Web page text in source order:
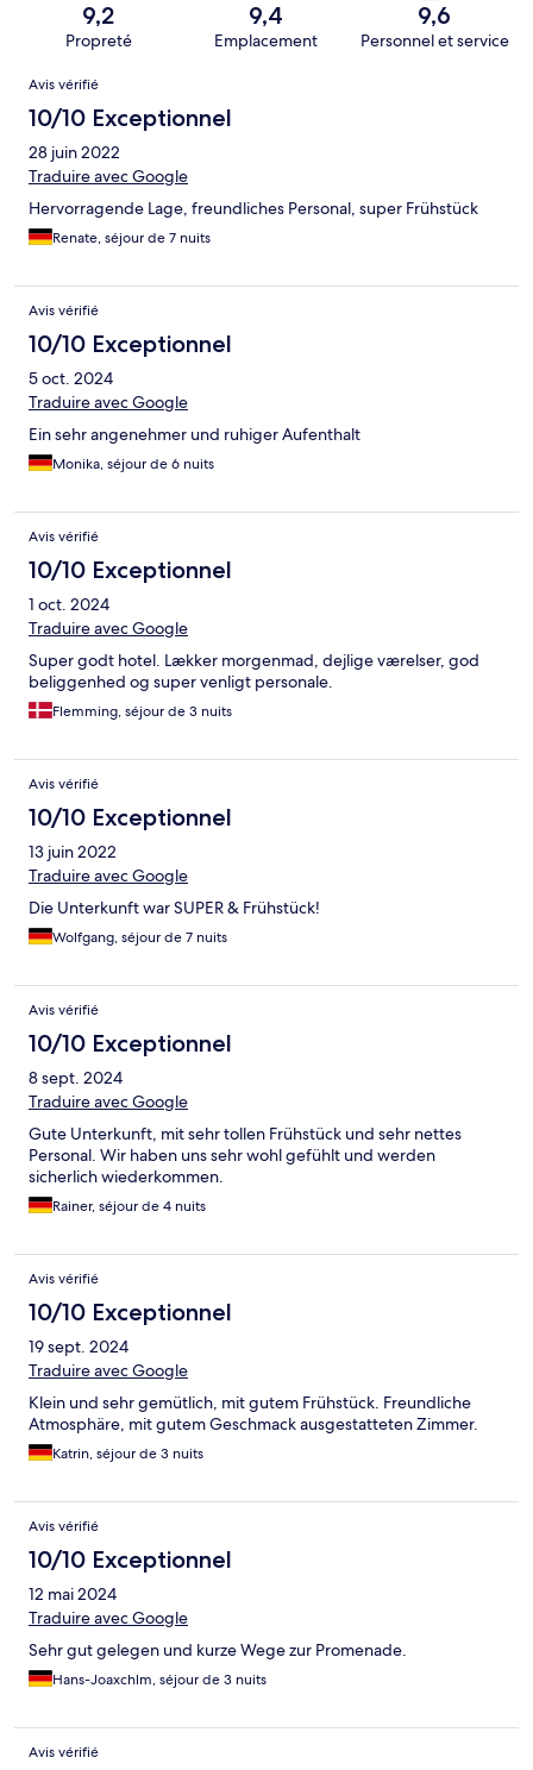
9,2
Propreté
9,4
Emplacement
9,6
Personnel et service
Avis
Avis vérifié
10/10 Exceptionnel
28 juin 2022
Traduire avec Google
Hervorragende Lage, freundliches Personal, super Frühstück
Renate, séjour de 7 nuits
Avis vérifié
10/10 Exceptionnel
5 oct. 2024
Traduire avec Google
Ein sehr angenehmer und ruhiger Aufenthalt
Monika, séjour de 6 nuits
Avis vérifié
10/10 Exceptionnel
1 oct. 2024
Traduire avec Google
Super godt hotel. Lækker morgenmad, dejlige værelser, god
beliggenhed og super venligt personale.
Flemming, séjour de 3 nuits
Avis vérifié
10/10 Exceptionnel
13 juin 2022
Traduire avec Google
Die Unterkunft war SUPER & Frühstück!
Wolfgang, séjour de 7 nuits
Avis vérifié
10/10 Exceptionnel
8 sept. 2024
Traduire avec Google
Gute Unterkunft, mit sehr tollen Frühstück und sehr nettes
Personal. Wir haben uns sehr wohl gefühlt und werden
sicherlich wiederkommen.
Rainer, séjour de 4 nuits
Avis vérifié
10/10 Exceptionnel
19 sept. 2024
Traduire avec Google
Klein und sehr gemütlich, mit gutem Frühstück. Freundliche
Atmosphäre, mit gutem Geschmack ausgestatteten Zimmer.
Katrin, séjour de 3 nuits
Avis vérifié
10/10 Exceptionnel
12 mai 2024
Traduire avec Google
Sehr gut gelegen und kurze Wege zur Promenade.
Hans-Joaxchlm, séjour de 3 nuits
Avis vérifié